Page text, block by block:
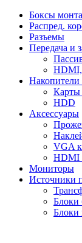
Боксы
Распред.
Разъемы
Передача и
HDMI,
Карты
HDD
Аксессуары
VGA
HDMI
Мониторы
Источники
Блоки
Блоки